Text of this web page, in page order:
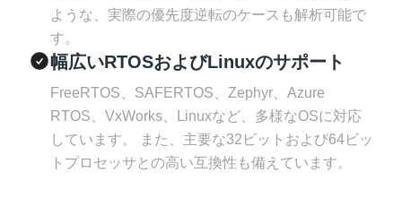
ような、実際の優先度逆転のケースも解析可能で
す。
幅広いRTOSおよびLinuxのサポート
FreeRTOS、SAFERTOS、Zephyr、Azure
RTOS、VxWorks、Linuxなど、多様なOSに対応
しています。 また、主要な32ビットおよび64ビッ
トプロセッサとの高い互換性も備えています。